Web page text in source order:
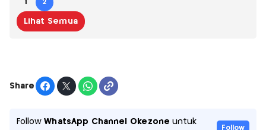
1 2
Lihat Semua
Share
FollowWhatsApp Channel Okezone untuk
Follow